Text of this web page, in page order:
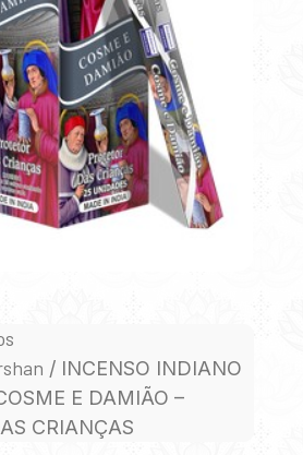
/ INCENSO INDIANO
E DAMIÃO –
CRIANÇAS